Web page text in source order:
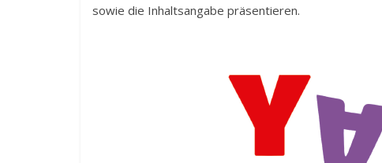
sowie die Inhaltsangabe präsentieren.